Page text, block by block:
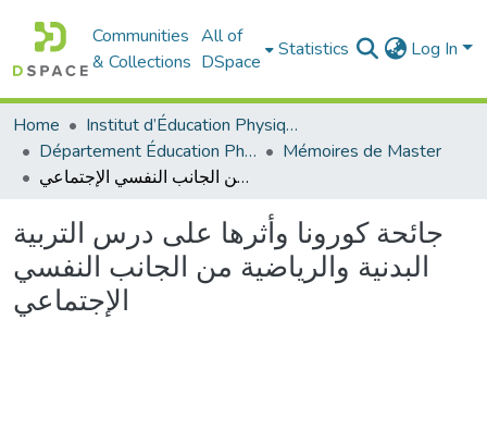
Communities
& Collections
All of
DSpace
Statistics Log In
Home
Institut d’Éducation Physique et Sportive
Département Éducation Physique et Sportive (EPS)
Mémoires de Master
جائحة كورونا وأثرها على درس التربية البدنية والرياضية من الجانب النفسي الإجتماعي
جائحة كورونا وأثرها على درس التربية
البدنية والرياضية من الجانب النفسي
الإجتماعي